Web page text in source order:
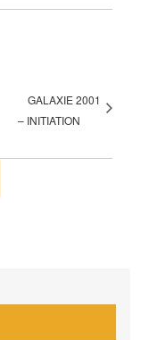
GALAXIE 2001
– INITIATION